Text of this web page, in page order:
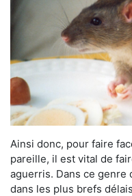
Ainsi donc, pour faire
pareille, il est vital de
aguerris. Dans ce genre
dans les plus brefs